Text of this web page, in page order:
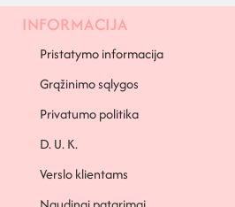
INFORMACIJA
Pristatymo informacija
Grąžinimo sąlygos
Privatumo politika
D. U. K.
Verslo klientams